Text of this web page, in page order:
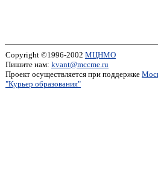
Copyright ©1996-2002 МЦНМО
Пишите нам: kvant@mccme.ru
Проект осуществляется при поддержке
"Курьер образования"